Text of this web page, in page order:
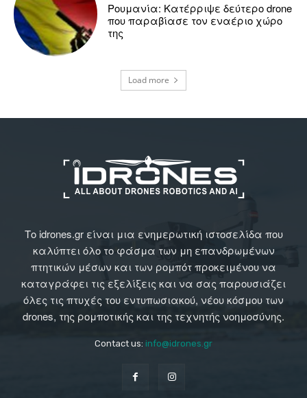
Ρουμανία: Κατέρριψε δεύτερο drone
που παραβίασε τον εναέριο χώρο
της
Load more
Το idrones.gr είναι μια ενημερωτική ιστοσελίδα που
καλύπτει όλο το φάσμα των μη επανδρωμένων
πτητικών μέσων και των ρομπότ προκειμένου να
καταγράφει τις εξελίξεις και να σας παρουσιάζει
όλες τις πτυχές του εντυπωσιακού, νέου κόσμου των
drones, της ρομποτικής και της τεχνητής νοημοσύνης.
Contact us: info@idrones.gr